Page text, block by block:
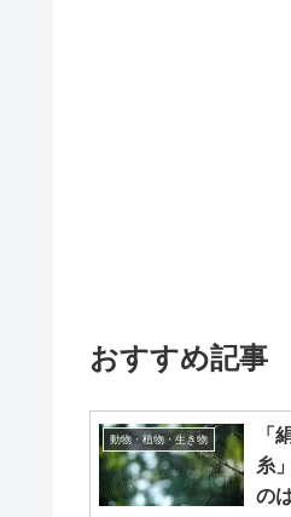
おすすめ記事
動物・植物・生き物
「
糸
の